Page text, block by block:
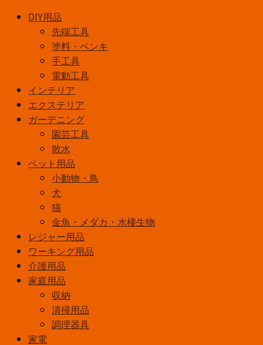
蛍
10
形
ク
色
ス
タ
ー
タ
FL10ECWF3
DIY用品
先端工具
塗料・ペンキ
手工具
電動工具
インテリア
エクステリア
ガーデニング
園芸工具
散水
ペット用品
小動物・鳥
犬
猫
金魚・メダカ・水棲生物
レジャー用品
ワーキング用品
介護用品
家庭用品
収納
清掃用品
調理器具
家電